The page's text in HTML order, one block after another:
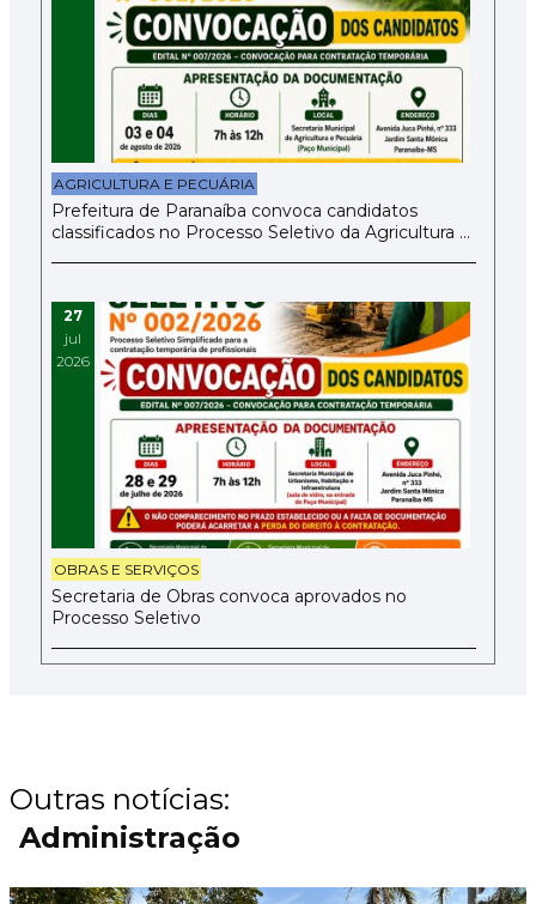
AGRICULTURA E PECUÁRIA
Prefeitura de Paranaíba convoca candidatos
classificados no Processo Seletivo da Agricultura e
27
jul
2026
OBRAS E SERVIÇOS
Secretaria de Obras convoca aprovados no
Processo Seletivo
Outras notícias:
Administração